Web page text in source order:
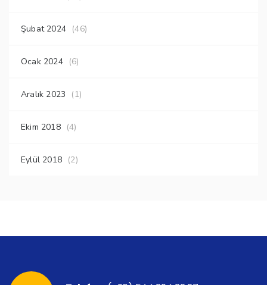
Şubat 2024 (46)
Ocak 2024 (6)
Aralık 2023 (1)
Ekim 2018 (4)
Eylül 2018 (2)